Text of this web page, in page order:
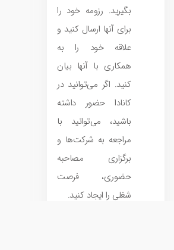
بگیرید. رزومه خود را
برای آنها ارسال کنید و
علاقه خود را به
همکاری با آنها بیان
کنید. اگر می‌توانید در
کانادا حضور داشته
باشید، می‌توانید با
مراجعه به شرکت‌ها و
برگزاری مصاحبه
حضوری، فرصت
شغلی را ایجاد کنید.